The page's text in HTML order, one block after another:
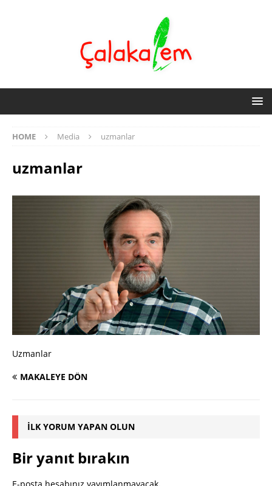
HOME Media uzmanlar
uzmanlar
Uzmanlar
MAKALEYE DÖN
İLK YORUM YAPAN OLUN
Bir yanıt bırakın